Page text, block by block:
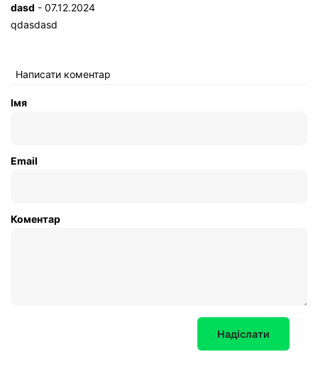
dasd - 07.12.2024
qdasdasd
Написати коментар
Імя
Email
Коментар
Надіслати